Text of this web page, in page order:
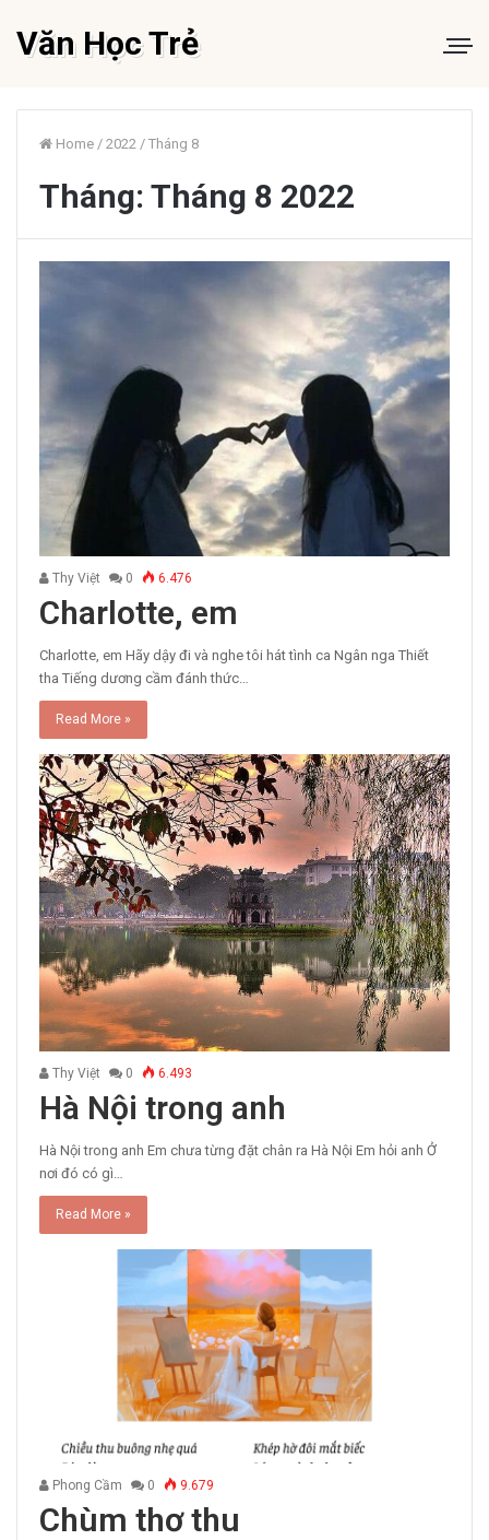
Văn Học Trẻ
Home / 2022 / Tháng 8
Tháng: Tháng 8 2022
Thy Việt 0 6.476
Charlotte, em
Charlotte, em Hãy dậy đi và nghe tôi hát tình ca Ngân nga Thiết
tha Tiếng dương cầm đánh thức…
Read More »
Thy Việt 0 6.493
Hà Nội trong anh
Hà Nội trong anh Em chưa từng đặt chân ra Hà Nội Em hỏi anh Ở
nơi đó có gì…
Read More »
Phong Cầm 0 9.679
Chùm thơ thu